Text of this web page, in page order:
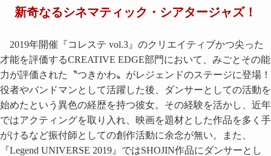
新奇なるシネマティック・シアタージャズ！
2019年開催『コレステ vol.3』のクリエイティブかつ尖った
才能を評価するCREATIVE EDGE部門において、みごとその能
力が評価された〝つきかわ〟がレジェンドのステージに登場！
役者やバンドマンとして活躍した後、ダンサーとしての活動を
始めたという異色の経歴を持つ彼女。その経験を活かし、近年
ではアクティングを取り入れ、映画を題材とした作品を多く手
がけるなど振付師としての創作活動に余念が無い。また、
『Legend UNIVERSE 2019』ではSHOJIN作品にダンサーとし